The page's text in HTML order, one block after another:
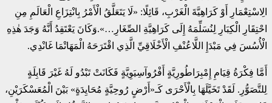
الِاسْتِعْمَارِ أَوْ كَرَاهِيَّةَ الْغَرْبِ، قَائِلًا: «لَا يَتَعَلَّقُ الْأَمْرُ بِانْتِزَاعِ الْعَالَمِ مِنِ
احْتِقَارِ الْكِبَارِ لِنُسَلِّمَهُ إِلَى كَرَاهِيَّةِ الصِّغَارِ…».وَكَانَ يَعْتَقِدُ أَنَّهُ وَجَدَ هٰذِهِ
الْأُسُسَ فِي مَبْدَإِ اللَّاعُنْفِ الْأَخْلَاقِيِّ الَّذِي اقْتَرَحَهُ الْمَهَاتْمَا غَانْدِي.
أَمَّا فِكْرَةُ قِيَامِ إِمْبِرَاطُورِيَّةٍ أَفْرُوآسِيَوِيَّةٍ فَكَانَتْ تَبْدُو لَهُ غَيْرَ قَابِلَةٍ
لِلتَّصَوُّرِ. لَقَدْ تَخَيَّلَهَا بِالْأَحْرَى كَـ«أَرْضٍ رُوحِيَّةٍ مُحَايِدَةٍ» بَيْنَ الْمُعَسْكَرَيْنِ،